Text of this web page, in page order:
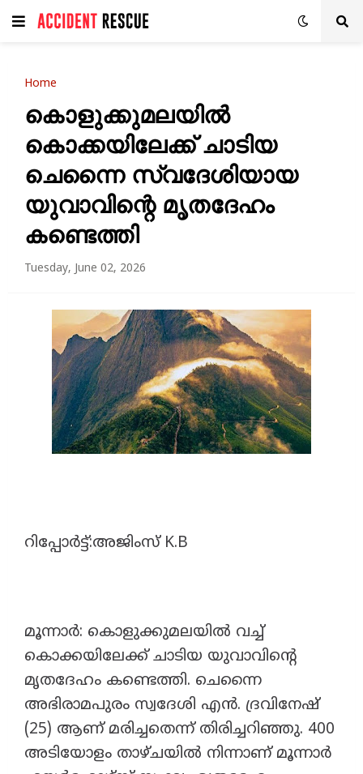
Home
കൊളുക്കുമലയിൽ
കൊക്കയിലേക്ക് ചാടിയ
ചെന്നൈ സ്വദേശിയായ
യുവാവിന്റെ മൃതദേഹം
കണ്ടെത്തി
Tuesday, June 02, 2026
റിപ്പോർട്ട്:അജിംസ് K.B
മൂന്നാർ: കൊളുക്കുമലയിൽ വച്ച്
കൊക്കയിലേക്ക് ചാടിയ യുവാവിന്റെ
മൃതദേഹം കണ്ടെത്തി. ചെന്നൈ
അഭിരാമപുരം സ്വദേശി എൻ. ദ്രവിനേഷ്
(25) ആണ് മരിച്ചതെന്ന് തിരിച്ചറിഞ്ഞു. 400
അടിയോളം താഴ്ചയിൽ നിന്നാണ് മൂന്നാർ